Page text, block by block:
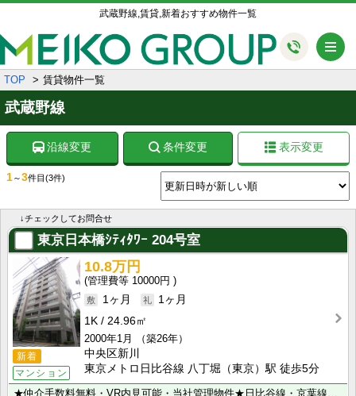
武蔵野線,賃貸,新着おすすめ物件一覧
TOP 賃貸物件一覧
武蔵野線
沿線変更 条件変更 表示変更
1～3件目 (3件)
↓チェックしてお問合せ
東京日本橋ｼﾃｨﾀﾜｰ 204号室
新着
マンション
10.8万円
10000円
1ヶ月
1ヶ月
1K
24.96㎡
2000年1月
（築26年）
中央区新川
東京メトロ日比谷線 八丁堀（東京）駅 徒歩5分
★仲介手数料無料・VR内見可能・当社管理物件★日比谷線・京葉線・武蔵野線「八丁堀駅」より徒歩5分♪そ･･･